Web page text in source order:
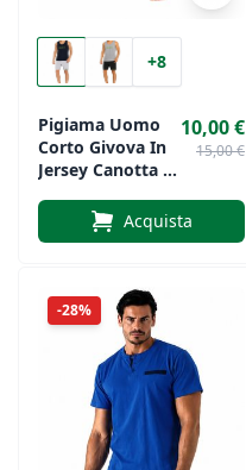
+8
Pigiama Uomo
Corto Givova In
Jersey Canotta E
10,00 €
15,00 €
Acquista
-28%